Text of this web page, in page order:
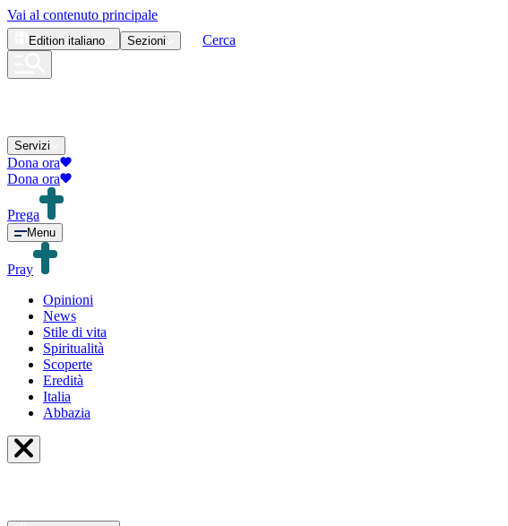
Vai al contenuto principale
Edition italiano Sezioni Cerca
Servizi
Dona ora
Dona ora
Prega
Menu
Pray
Opinioni
News
Stile di vita
Spiritualità
Scoperte
Eredità
Italia
Abbazia